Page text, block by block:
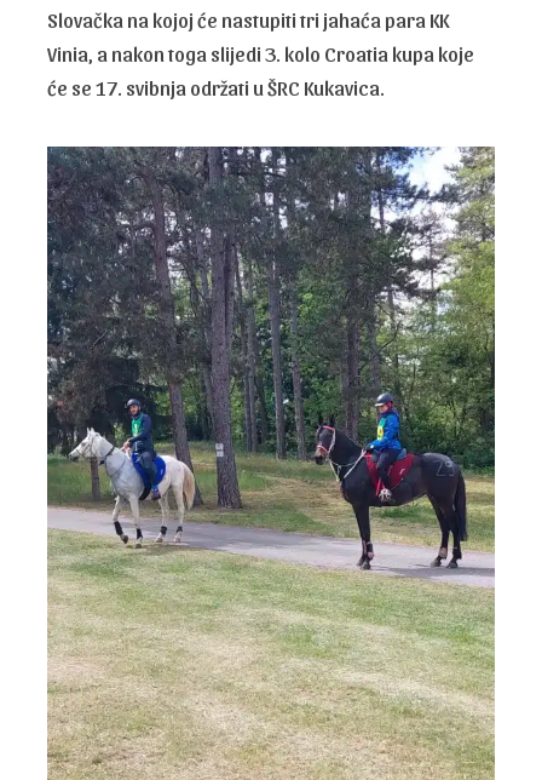
Slovačka na kojoj će nastupiti tri jahaća para KK
Vinia, a nakon toga slijedi 3. kolo Croatia kupa koje
će se 17. svibnja održati u ŠRC Kukavica.